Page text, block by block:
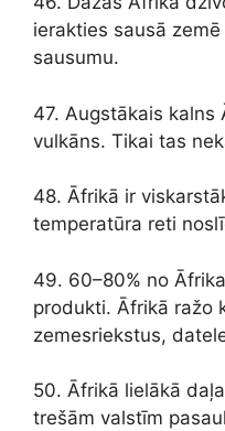
ierakties sausā
sausumu.
47. Augstākais kalns
vulkāns. Tikai tas
48. Āfrikā ir
temperatūra reti
49. 60–80% no
produkti. Āfrikā ražo
zemesriekstus,
50. Āfrikā lielākā
trešām valstīm